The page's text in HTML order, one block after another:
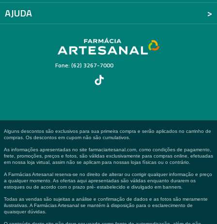
AJUDA
Fone: (62) 3267-7000
Alguns descontos são exclusivos para sua primeira compra e serão aplicados no carrinho de
compras. Os descontos em cupom não são cumulativos.
As informações apresentadas no site farmaciartesanal.com, como condições de pagamento,
frete, promoções, preços e fotos, são válidas exclusivamente para compras online, efetuadas
em nossa loja virtual, assim não se aplicam para nossas lojas físicas ou o contrário.
A Farmácias Artesanal reserva-se no direito de alterar ou corrigir qualquer informação e preço
a qualquer momento. As ofertas aqui apresentadas são válidas enquanto durarem os
estoques ou de acordo com o prazo pré- estabelecido e divulgado em banners.
Todas as vendas são sujeitas a análise e confirmação de dados e as fotos são meramente
ilustrativas. A Farmácias Artesanal se mantém à disposição para o esclarecimento de
quaisquer dúvidas.